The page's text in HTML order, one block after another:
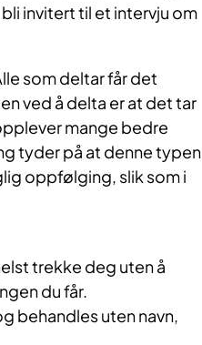
invitert til et intervju om
som deltar får det
ved å delta er at det tar
mange bedre
tyder på at denne typen
oppfølging, slik som i
trekke deg uten å
du får.
behandles uten navn,